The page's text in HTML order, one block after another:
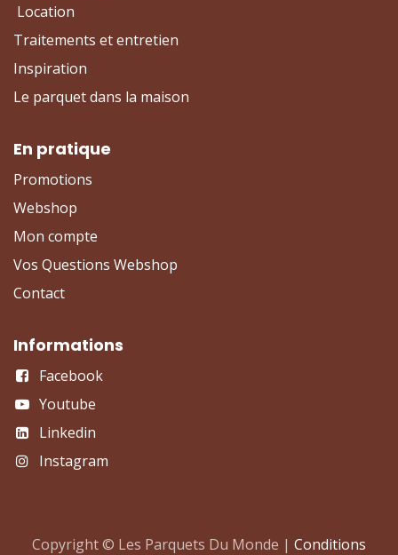
Location
Traitements et entretien
Inspiration
Le parquet dans la maison
En pratique
Promotions
Webshop
Mon compte
Vos Questions Webshop
Contact
Informations
Facebook
Youtube
Linkedin
Instagram
Copyright © Les Parquets Du Monde | Conditions